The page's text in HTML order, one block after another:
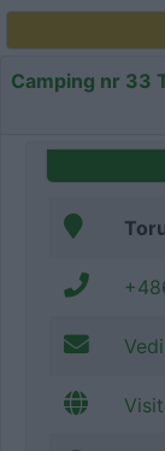
Camping nr 33